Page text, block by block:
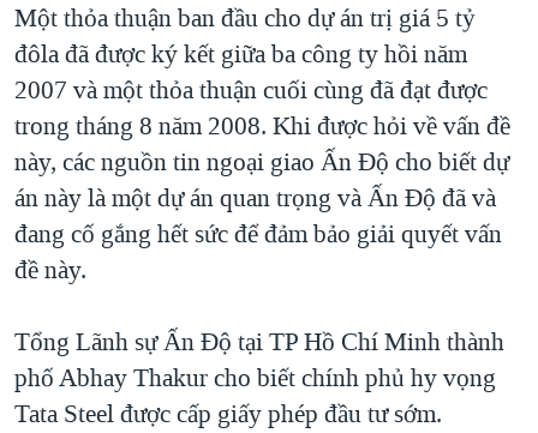
Một thỏa thuận ban đầu cho dự án trị giá 5 tỷ
đôla đã được ký kết giữa ba công ty hồi năm
2007 và một thỏa thuận cuối cùng đã đạt được
trong tháng 8 năm 2008. Khi được hỏi về vấn đề
này, các nguồn tin ngoại giao Ấn Độ cho biết dự
án này là một dự án quan trọng và Ấn Độ đã và
đang cố gắng hết sức để đảm bảo giải quyết vấn
đề này.
Tổng Lãnh sự Ấn Độ tại TP Hồ Chí Minh thành
phố Abhay Thakur cho biết chính phủ hy vọng
Tata Steel được cấp giấy phép đầu tư sớm.